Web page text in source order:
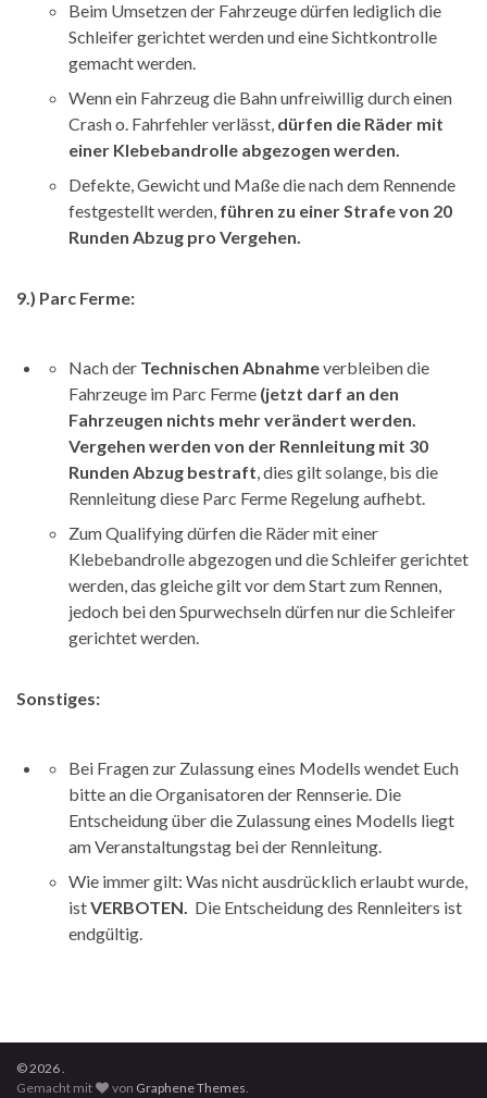
Beim Umsetzen der Fahrzeuge dürfen lediglich die
Schleifer gerichtet werden und eine Sichtkontrolle
gemacht werden.
Wenn ein Fahrzeug die Bahn unfreiwillig durch einen
Crash o. Fahrfehler verlässt, dürfen die Räder mit
einer Klebebandrolle abgezogen werden.
Defekte, Gewicht und Maße die nach dem Rennende
festgestellt werden, führen zu einer Strafe von 20
Runden Abzug pro Vergehen.
9.) Parc Ferme:
Nach der Technischen Abnahmeverbleiben die
Fahrzeuge im Parc Ferme (jetzt darf an den
Fahrzeugen nichts mehr verändert werden.
Vergehen werden von der Rennleitung mit 30
Runden Abzug bestraft, dies gilt solange, bis die
Rennleitung diese Parc Ferme Regelung aufhebt.
Zum Qualifying dürfen die Räder mit einer
Klebebandrolle abgezogen und die Schleifer gerichtet
werden, das gleiche gilt vor dem Start zum Rennen,
jedoch bei den Spurwechseln dürfen nur die Schleifer
gerichtet werden.
Sonstiges:
Bei Fragen zur Zulassung eines Modells wendet Euch
bitte an die Organisatoren der Rennserie. Die
Entscheidung über die Zulassung eines Modells liegt
am Veranstaltungstag bei der Rennleitung.
Wie immer gilt: Was nicht ausdrücklich erlaubt wurde,
istVERBOTEN. Die Entscheidung des Rennleiters ist
endgültig.
© 2026 .
Gemacht mit
von Graphene Themes.